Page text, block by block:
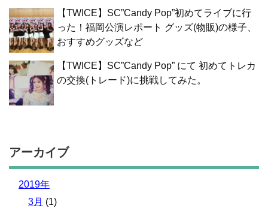
【TWICE】SC”Candy Pop”初めてライブに行
った！福岡公演レポート グッズ(物販)の様子、
おすすめグッズなど
【TWICE】SC”Candy Pop” にて 初めてトレカ
の交換(トレード)に挑戦してみた。
アーカイブ
2019年
3月 (1)